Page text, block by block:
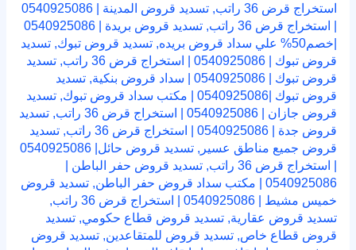
استخراج قرض 36 راتب
,
تسديد قروض المدينة | 0540925086
| استخراج قرض 36 راتب
,
تسديد قروض بريدة | 0540925086
|خصم50% علي سداد قروض بريده
, تسديد قروض تبوك, تسديد
قروض تبوك | 0540925086 | استخراج قرض 36 راتب
, تسديد
قروض تبوك | 0540925086 | سداد قروض بنكية
, تسديد
قروض تبوك |0540925086 | مكتب سداد قروض تبوك
, تسديد
قروض جازان | 0540925086 | استخراج قرض 36 راتب
, تسديد
قروض جدة | 0540925086 | استخراج قرض 36 راتب
, تسديد
قروض جميع مناطق عسير ,
تسديد قروض حائل| 0540925086
| استخراج قرض 36 راتب
, تسديد قروض حفر الباطن |
0540925086 | مكتب سداد قروض حفر الباطن
, تسديد قروض
خميس مشيط | 0540925086 | استخراج قرض 36 راتب
,
تسديد قروض عقارية, تسديد قروض قطاع حكومي, تسديد
قروض قطاع خاص, تسديد قروض للمتقاعدين, تسديد قروض